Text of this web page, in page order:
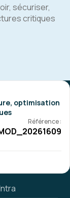
sécuriser,
critiques
optimisation
Référence :